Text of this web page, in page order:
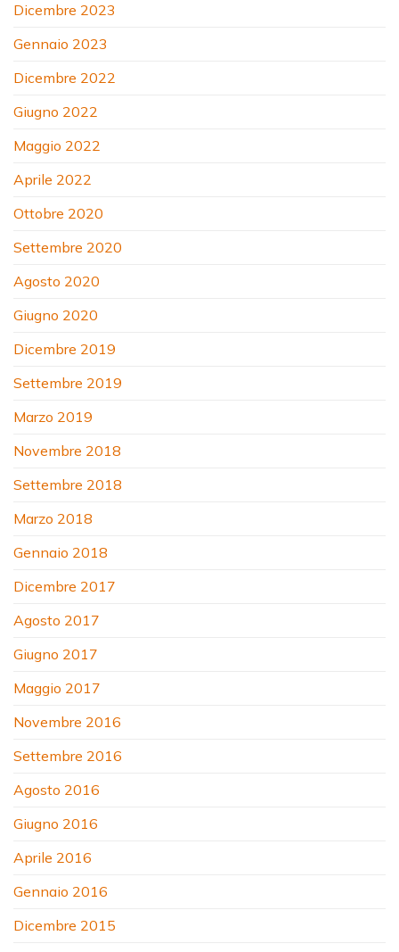
Dicembre 2023
Gennaio 2023
Dicembre 2022
Giugno 2022
Maggio 2022
Aprile 2022
Ottobre 2020
Settembre 2020
Agosto 2020
Giugno 2020
Dicembre 2019
Settembre 2019
Marzo 2019
Novembre 2018
Settembre 2018
Marzo 2018
Gennaio 2018
Dicembre 2017
Agosto 2017
Giugno 2017
Maggio 2017
Novembre 2016
Settembre 2016
Agosto 2016
Giugno 2016
Aprile 2016
Gennaio 2016
Dicembre 2015